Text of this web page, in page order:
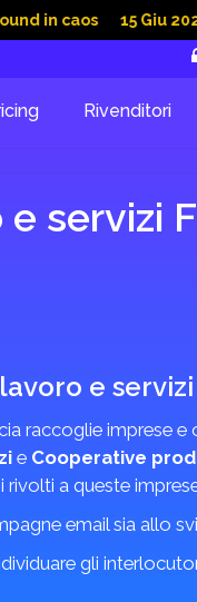
15 Giu 2026
Rivenditori
servizi
e servizi
raccoglie imprese
e Cooperative
a queste
email sia allo
gli